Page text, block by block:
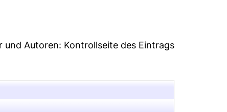
und Autoren: Kontrollseite des Eintrags